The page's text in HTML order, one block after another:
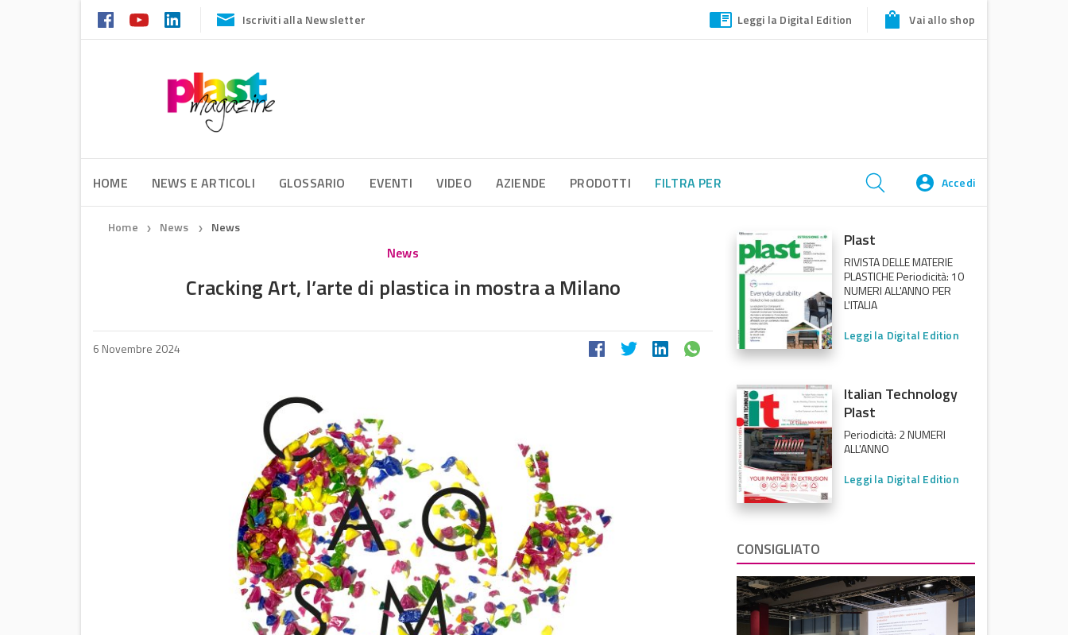
Iscriviti alla Newsletter Leggi la Digital Edition Vai allo shop
HOME NEWS E ARTICOLI GLOSSARIO EVENTI VIDEO AZIENDE PRODOTTI FILTRA PER Accedi
Home ❯ News ❯ News
News
Cracking Art, l’arte di plastica in mostra a Milano
6 Novembre 2024
Plast
RIVISTA DELLE MATERIE
PLASTICHE Periodicità: 10
NUMERI ALL'ANNO PER
L'ITALIA
Leggi la Digital Edition
Italian Technology
Plast
Periodicità: 2 NUMERI
ALL'ANNO
Leggi la Digital Edition
CONSIGLIATO